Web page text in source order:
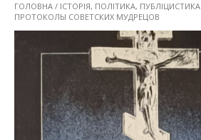
ГОЛОВНА / ІСТОРІЯ, ПОЛІТИКА, ПУБЛІЦИСТИКА
ПРОТОКОЛЫ СОВЕТСКИХ МУДРЕЦОВ